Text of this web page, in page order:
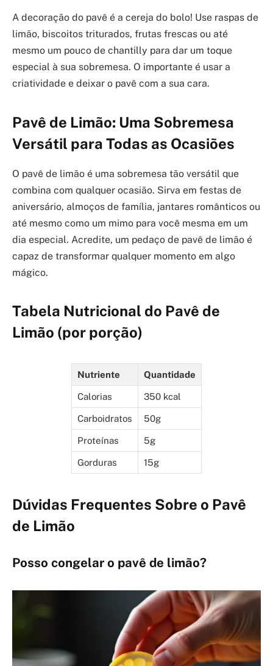
A decoração do pavê é a cereja do bolo! Use raspas de
limão, biscoitos triturados, frutas frescas ou até
mesmo um pouco de chantilly para dar um toque
especial à sua sobremesa. O importante é usar a
criatividade e deixar o pavê com a sua cara.
Pavê de Limão: Uma Sobremesa
Versátil para Todas as Ocasiões
O pavê de limão é uma sobremesa tão versátil que
combina com qualquer ocasião. Sirva em festas de
aniversário, almoços de família, jantares românticos ou
até mesmo como um mimo para você mesma em um
dia especial. Acredite, um pedaço de pavê de limão é
capaz de transformar qualquer momento em algo
mágico.
Tabela Nutricional do Pavê de
Limão (por porção)
Nutriente Quantidade
Calorias 350 kcal
Carboidratos 50g
Proteínas 5g
Gorduras 15g
Dúvidas Frequentes Sobre o Pavê
de Limão
Posso congelar o pavê de limão?